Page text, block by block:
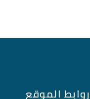
روابط الموقع